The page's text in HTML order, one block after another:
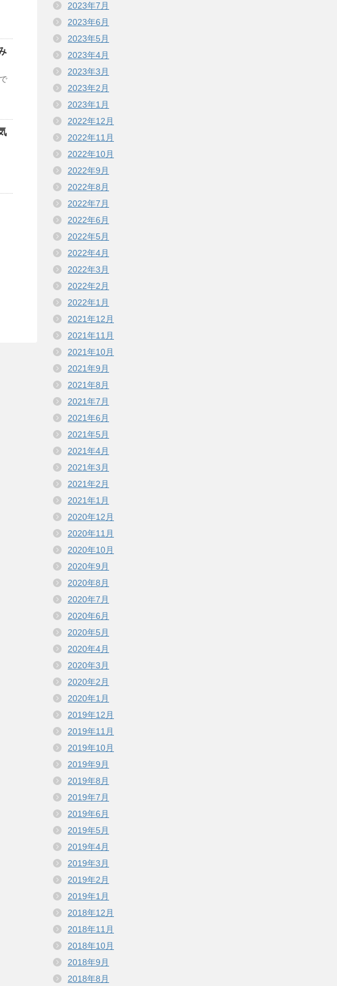
2023年7月
2023年6月
2023年5月
2023年4月
2023年3月
2023年2月
2023年1月
2022年12月
2022年11月
2022年10月
2022年9月
2022年8月
2022年7月
2022年6月
2022年5月
2022年4月
2022年3月
2022年2月
2022年1月
2021年12月
2021年11月
2021年10月
2021年9月
2021年8月
2021年7月
2021年6月
2021年5月
2021年4月
2021年3月
2021年2月
2021年1月
2020年12月
2020年11月
2020年10月
2020年9月
2020年8月
2020年7月
2020年6月
2020年5月
2020年4月
2020年3月
2020年2月
2020年1月
2019年12月
2019年11月
2019年10月
2019年9月
2019年8月
2019年7月
2019年6月
2019年5月
2019年4月
2019年3月
2019年2月
2019年1月
2018年12月
2018年11月
2018年10月
2018年9月
2018年8月